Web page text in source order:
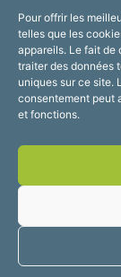
Pour offrir les
telles que les
appareils. Le fait de
traiter des données
uniques sur ce site.
consentement peut
et fonctions.
1 rue